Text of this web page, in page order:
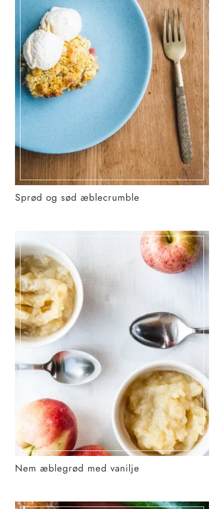
Sprød og sød æblecrumble
Nem æblegrød med vanilje